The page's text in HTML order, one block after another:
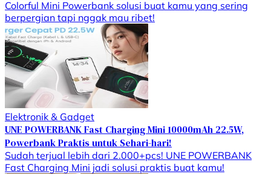
Colorful Mini Powerbank solusi buat kamu yang sering
berpergian tapi nggak mau ribet!
Elektronik & Gadget
UNE POWERBANK Fast Charging Mini 10000mAh 22.5W,
Powerbank Praktis untuk Sehari-hari!
Sudah terjual lebih dari 2.000+pcs! UNE POWERBANK
Fast Charging Mini jadi solusi praktis buat kamu!